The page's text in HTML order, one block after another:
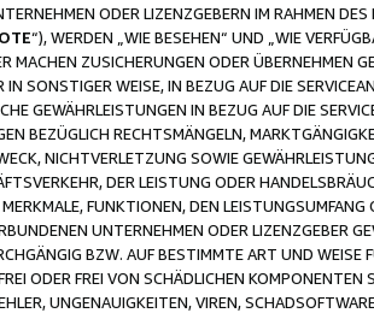
ODER LIZENZGEBERN IM RAHMEN
“), WERDEN „WIE BESEHEN“ UND „WIE
MACHEN ZUSICHERUNGEN ODER ÜBERNEHMEN
IN SONSTIGER WEISE, IN BEZUG AUF DIE
GEWÄHRLEISTUNGEN IN BEZUG AUF DIE
BEZÜGLICH RECHTSMÄNGELN,
NICHTVERLETZUNG SOWIE
DER LEISTUNG ODER
FUNKTIONEN, DEN
UNTERNEHMEN ODER LIZENZGEBER
BZW. AUF BESTIMMTE ART UND
ODER FREI VON SCHÄDLICHEN
UNGENAUIGKEITEN, VIREN,